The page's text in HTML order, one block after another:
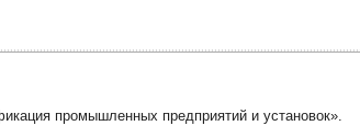
промышленных предприятий и установок».